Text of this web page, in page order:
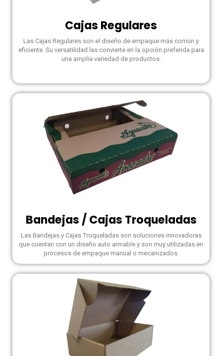
Cajas Regulares
Las Cajas Regulares son el diseño de empaque más común y
eficiente. Su versatilidad las convierte en la opción preferida para
una amplia variedad de productos.
Bandejas / Cajas Troqueladas
Las Bandejas y Cajas Troqueladas son soluciones innovadoras
que cuentan con un diseño auto armable y son muy utilizadas en
procesos de empaque manual o mecanizados.